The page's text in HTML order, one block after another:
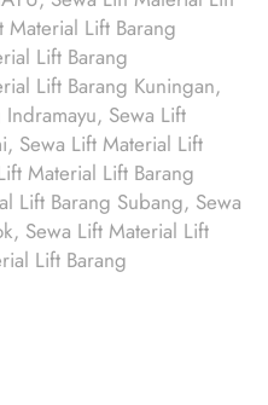
Material Lift Barang
Lift Barang
Lift Barang Kuningan,
Sewa Lift
Sewa Lift Material Lift
Material Lift Barang
Lift Barang Subang, Sewa
Sewa Lift Material Lift
Lift Barang